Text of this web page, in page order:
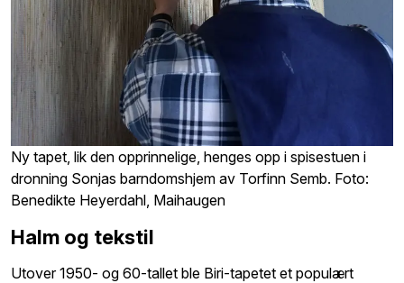
Ny tapet, lik den opprinnelige, henges opp i spisestuen i
dronning Sonjas barndomshjem av Torfinn Semb. Foto:
Benedikte Heyerdahl, Maihaugen
Halm og tekstil
Utover 1950- og 60-tallet ble Biri-tapetet et populært